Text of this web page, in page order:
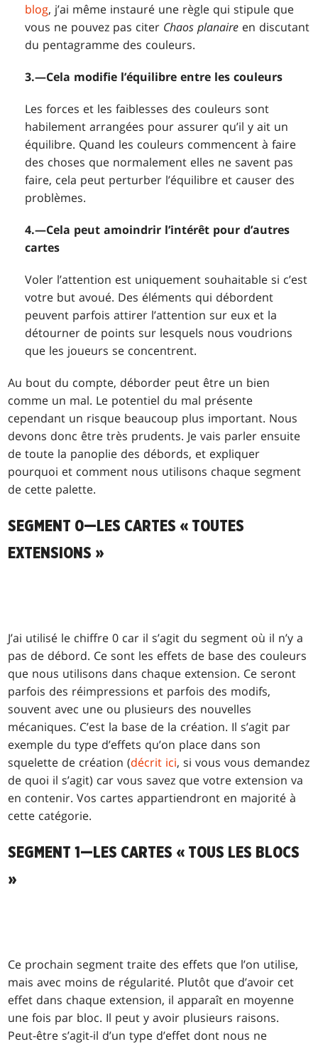
blog, j’ai même instauré une règle qui stipule que
vous ne pouvez pas citer Chaos planaire en discutant
du pentagramme des couleurs.
3.—Cela modifie l’équilibre entre les couleurs
Les forces et les faiblesses des couleurs sont
habilement arrangées pour assurer qu’il y ait un
équilibre. Quand les couleurs commencent à faire
des choses que normalement elles ne savent pas
faire, cela peut perturber l’équilibre et causer des
problèmes.
4.—Cela peut amoindrir l’intérêt pour d’autres
cartes
Voler l’attention est uniquement souhaitable si c’est
votre but avoué. Des éléments qui débordent
peuvent parfois attirer l’attention sur eux et la
détourner de points sur lesquels nous voudrions
que les joueurs se concentrent.
Au bout du compte, déborder peut être un bien
comme un mal. Le potentiel du mal présente
cependant un risque beaucoup plus important. Nous
devons donc être très prudents. Je vais parler ensuite
de toute la panoplie des débords, et expliquer
pourquoi et comment nous utilisons chaque segment
de cette palette.
SEGMENT 0—LES CARTES « TOUTES
EXTENSIONS »
J’ai utilisé le chiffre 0 car il s’agit du segment où il n’y a
pas de débord. Ce sont les effets de base des couleurs
que nous utilisons dans chaque extension. Ce seront
parfois des réimpressions et parfois des modifs,
souvent avec une ou plusieurs des nouvelles
mécaniques. C’est la base de la création. Il s’agit par
exemple du type d’effets qu’on place dans son
squelette de création (décrit ici, si vous vous demandez
de quoi il s’agit) car vous savez que votre extension va
en contenir. Vos cartes appartiendront en majorité à
cette catégorie.
SEGMENT 1—LES CARTES « TOUS LES BLOCS
»
Ce prochain segment traite des effets que l’on utilise,
mais avec moins de régularité. Plutôt que d’avoir cet
effet dans chaque extension, il apparaît en moyenne
une fois par bloc. Il peut y avoir plusieurs raisons.
Peut-être s’agit-il d’un type d’effet dont nous ne